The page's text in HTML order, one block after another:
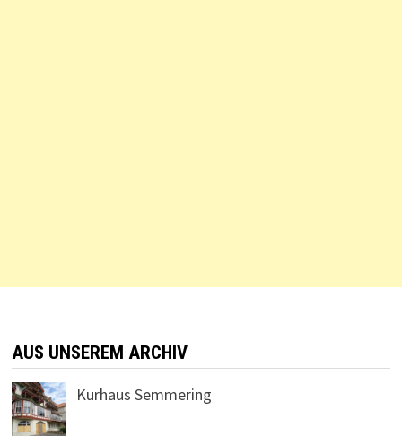
AUS UNSEREM ARCHIV
Kurhaus Semmering